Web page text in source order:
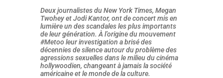
Deux journalistes du New York Times, Megan
Twohey et Jodi Kantor, ont de concert mis en
lumière un des scandales les plus importants
de leur génération. À l’origine du mouvement
#Metoo leur investigation a brisé des
décennies de silence autour du problème des
agressions sexuelles dans le milieu du cinéma
hollywoodien, changeant à jamais la société
américaine et le monde de la culture.